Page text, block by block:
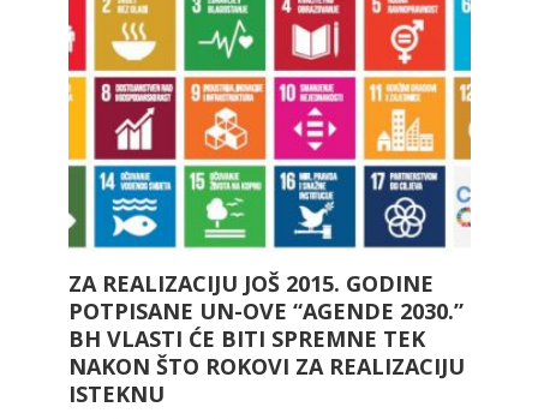
ZA REALIZACIJU JOŠ 2015. GODINE
POTPISANE UN-OVE “AGENDE 2030.”
BH VLASTI ĆE BITI SPREMNE TEK
NAKON ŠTO ROKOVI ZA REALIZACIJU
ISTEKNU